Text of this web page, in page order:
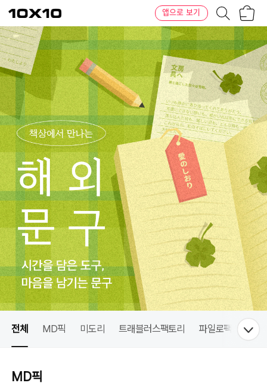
텐
바
텐
앱으로 보기
전체 MD픽 미도리 트래블러스팩토리 파일로팩스
MD픽